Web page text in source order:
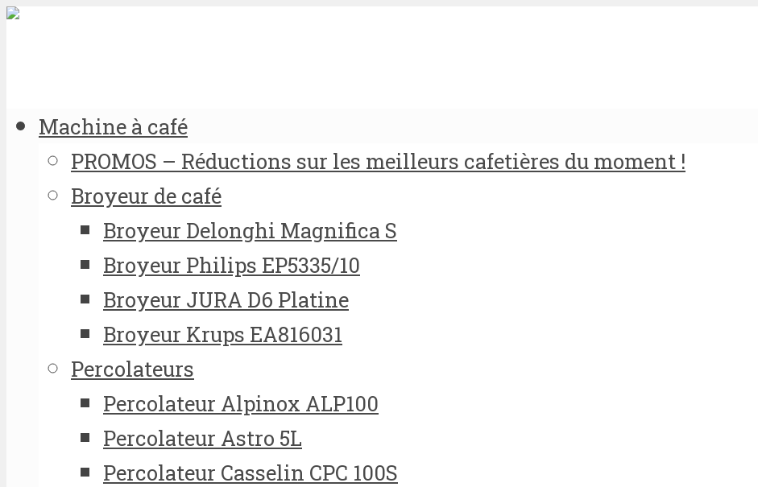
Machine à café
PROMOS – Réductions sur les meilleurs cafetières du moment !
Broyeur de café
Broyeur Delonghi Magnifica S
Broyeur Philips EP5335/10
Broyeur JURA D6 Platine
Broyeur Krups EA816031
Percolateurs
Percolateur Alpinox ALP100
Percolateur Astro 5L
Percolateur Casselin CPC 100S